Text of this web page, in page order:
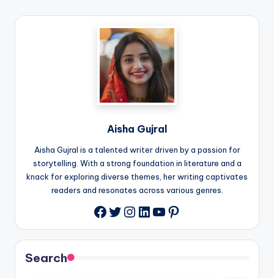
Aisha Gujral
Aisha Gujral is a talented writer driven by a passion for
storytelling. With a strong foundation in literature and a
knack for exploring diverse themes, her writing captivates
readers and resonates across various genres.
Facebook
Twitter
Instagram
LinkedIn
YouTube
Pinterest
Search